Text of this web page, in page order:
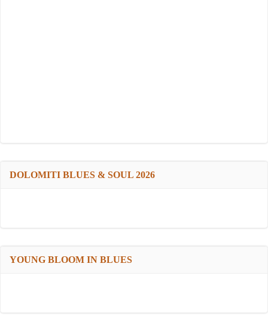
DOLOMITI BLUES & SOUL 2026
YOUNG BLOOM IN BLUES